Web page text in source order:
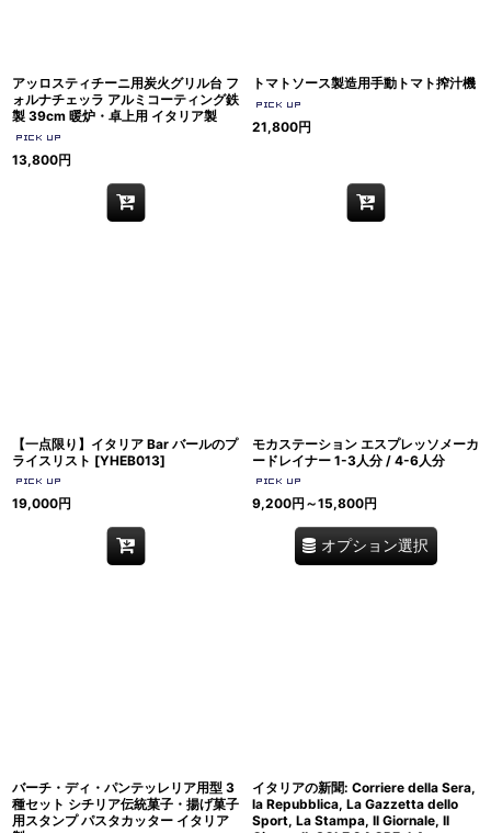
アッロスティチーニ用炭火グリル台 フ
ォルナチェッラ アルミコーティング鉄
製 39cm 暖炉・卓上用 イタリア製
13,800円
トマトソース製造用手動トマト搾汁機
21,800円
【一点限り】イタリア Bar バールのプ
ライスリスト [YHEB013]
19,000円
モカステーション エスプレッソメーカ
ードレイナー 1-3人分 / 4-6人分
9,200円 ～15,800円
オプション選択
バーチ・ディ・パンテッレリア用型 3
種セット シチリア伝統菓子・揚げ菓子
用スタンプ パスタカッター イタリア
イタリアの新聞: Corriere della Sera,
la Repubblica, La Gazzetta dello
Sport, La Stampa, Il Giornale, Il